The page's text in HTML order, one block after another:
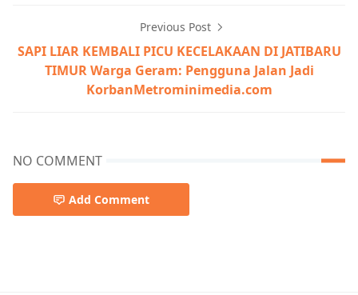
Previous Post
SAPI LIAR KEMBALI PICU KECELAKAAN DI JATIBARU
TIMUR Warga Geram: Pengguna Jalan Jadi
KorbanMetrominimedia.com
NO COMMENT
Add Comment